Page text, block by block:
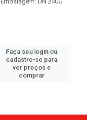
Faça seu login ou
cadastre-se para
ver preços e
comprar